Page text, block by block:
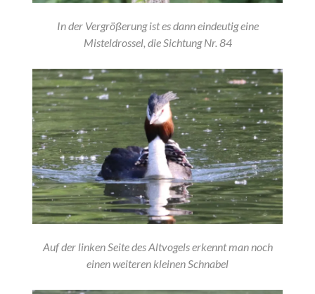
In der Vergrößerung ist es dann eindeutig eine
Misteldrossel, die Sichtung Nr. 84
Auf der linken Seite des Altvogels erkennt man noch
einen weiteren kleinen Schnabel